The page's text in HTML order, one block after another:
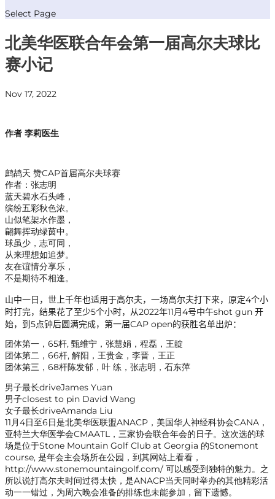
Select Page
北美华医联合年会第一届高尔夫球比
赛小记
Nov 17, 2022
作者 李莉医生
鹧鸪天 赞CAP首届高尔夫球赛
作者：张志明
蓝天碧水石头峰，
缤纷五彩秋色浓。
山似笔架水作墨，
翩舞挥动绿茵中。
球虽少，志可同，
从来理想如追梦。
友在谊情分享乐，
不是期待不相逢。
山中一日，世上千年也适用于高尔夫，一场高尔夫打下来，原定4个小
时打完，结果花了至少5个小时，从2022年11月4号中午shot gun 开
始，到5点钟后圆满完成，第一届CAP open的获胜名单出炉：
团体第一，65杆, 甄维宁，张慧娟，程磊，王靛
团体第二，66杆, 解阳，王贵金，李晋，王正
团体第三，68杆陈发郁，叶 练，张志明，石东萍
男子最长driveJames Yuan
男子closest to pin David Wang
女子最长driveAmanda Liu
11月4日至6日是北美华医联盟ANACP，美国华人神经科协会CANA，
亚特兰大华医学会CMAATL，三家协会联合年会的日子。这次选的球
场是位于Stone Mountain Golf Club at Georgia 的Stonemont
course, 是年会主会场所在公园，到其网站上看看，
http://www.stonemountaingolf.com/ 可以感受到独特的魅力。之
所以说打高尔夫时间过得太快，是ANACP当天同时举办的其他精彩活
动一一错过，为周六晚会准备的排练也未能参加，留下遗憾。